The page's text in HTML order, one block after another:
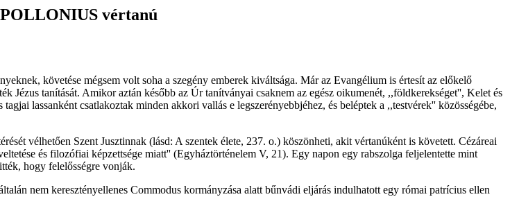
vértanú
követése mégsem volt soha a szegény emberek kiváltsága. Már az Evangélium is értesít az előkelő
Jézus tanítását. Amikor aztán később az Úr tanítványai csaknem az egész oikumenét, ,,földkerekséget'', Kelet és
lassanként csatlakoztak minden akkori vallás e legszerényebbjéhez, és beléptek a ,,testvérek'' közösségébe,
vélhetően Szent Jusztinnak (lásd: A szentek élete, 237. o.) köszönheti, akit vértanúként is követett. Cézáreai
és filozófiai képzettsége miatt'' (Egyháztörténelem V, 21). Egy napon egy rabszolga feljelentette mint
hogy felelősségre vonják.
nem keresztényellenes Commodus kormányzása alatt bűnvádi eljárás indulhatott egy római patrícius ellen